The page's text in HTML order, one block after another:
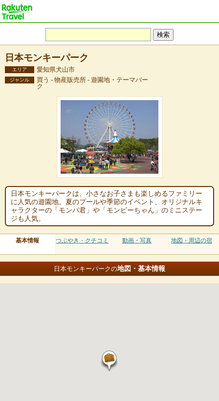
日本モンキーパーク
エリア 愛知県犬山市
ジャンル
買う - 物産販売所 - 遊園地・テーマパー
ク
日本モンキーパークは、小さなお子さまも楽しめるファミリー
に人気の遊園地。夏のプールや季節のイベント、オリジナルキ
ャラクターの「モンパ君」や「モンピーちゃん」のミニステー
ジも人気。
基本情報 つぶやき・クチコミ 動画・写真 地図・周辺の宿
日本モンキーパークの地図・基本情報